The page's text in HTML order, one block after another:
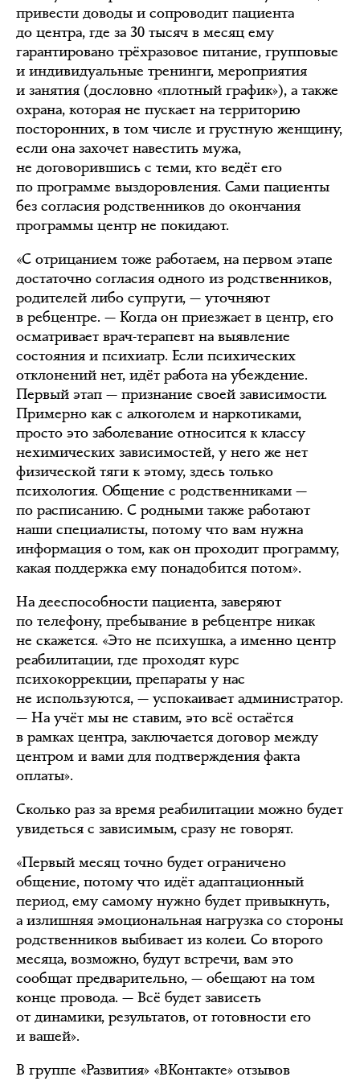
привести доводы и сопроводит пациента
до центра, где за 30 тысяч в месяц ему
гарантировано трёхразовое питание, групповые
и индивидуальные тренинги, мероприятия
и занятия (дословно «плотный график»), а также
охрана, которая не пускает на территорию
посторонних, в том числе и грустную женщину,
если она захочет навестить мужа,
не договорившись с теми, кто ведёт его
по программе выздоровления. Сами пациенты
без согласия родственников до окончания
программы центр не покидают.
«С отрицанием тоже работаем, на первом этапе
достаточно согласия одного из родственников,
родителей либо супруги, — уточняют
в ребцентре. — Когда он приезжает в центр, его
осматривает врач-терапевт на выявление
состояния и психиатр. Если психических
отклонений нет, идёт работа на убеждение.
Первый этап — признание своей зависимости.
Примерно как с алкоголем и наркотиками,
просто это заболевание относится к классу
нехимических зависимостей, у него же нет
физической тяги к этому, здесь только
психология. Общение с родственниками —
по расписанию. С родными также работают
наши специалисты, потому что вам нужна
информация о том, как он проходит программу,
какая поддержка ему понадобится потом».
На дееспособности пациента, заверяют
по телефону, пребывание в ребцентре никак
не скажется. «Это не психушка, а именно центр
реабилитации, где проходят курс
психокоррекции, препараты у нас
не используются, — успокаивает администратор.
— На учёт мы не ставим, это всё остаётся
в рамках центра, заключается договор между
центром и вами для подтверждения факта
оплаты».
Сколько раз за время реабилитации можно будет
увидеться с зависимым, сразу не говорят.
«Первый месяц точно будет ограничено
общение, потому что идёт адаптационный
период, ему самому нужно будет привыкнуть,
а излишняя эмоциональная нагрузка со стороны
родственников выбивает из колеи. Со второго
месяца, возможно, будут встречи, вам это
сообщат предварительно, — обещают на том
конце провода. — Всё будет зависеть
от динамики, результатов, от готовности его
и вашей».
В группе «Развития» «ВКонтакте» отзывов